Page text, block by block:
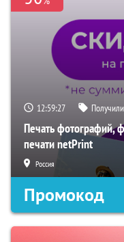
12:59:26
Печать фотографий,
печати netPrint
Россия
Промокод